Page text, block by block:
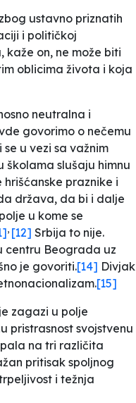
ustavno priznatih
i političkoj
on, ne može biti
oblicima života i koja
neutralna i
govorimo o nečemu
u vezi sa važnim
slušaju himnu
praznike i
država, da bi i dalje
u kome se
, [12] Srbija to nije.
centru Beograda uz
je govoriti.[14] Divjak
.[15]
zagazi u polje
pristrasnost svojstvenu
na tri različita
pritisak spoljnog
i težnja